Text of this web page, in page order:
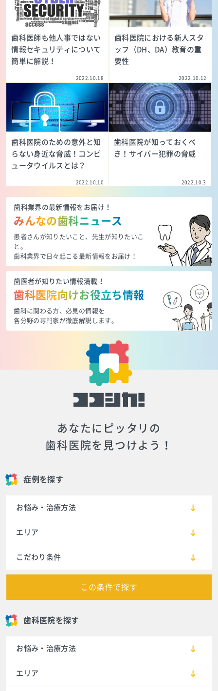
歯科医師も他人事ではない
情報セキュリティについて
簡単に解説！
2022.10.18
歯科医院における新人スタ
ッフ（DH、DA）教育の重
要性
2022.10.12
歯科医院のための意外と知
らない身近な脅威！コンピ
ュータウイルスとは？
2022.10.10
歯科医院が知っておくべ
き！サイバー犯罪の脅威
2022.10.3
歯科業界の最新情報をお届け！
みんなの歯科ニュース
患者さんが知りたいこと、先生が知りたいこ
と。
歯科業界で日々起こる最新情報をお届け！
歯医者が知りたい情報満載！
歯科医院向けお役立ち情報
歯科に関わる方、必見の情報を
各分野の専門家が徹底解説します。
あなたにピッタリの
歯科医院を見つけよう！
症例を探す
お悩み・治療方法
エリア
こだわり条件
この条件で探す
歯科医院を探す
お悩み・治療方法
エリア